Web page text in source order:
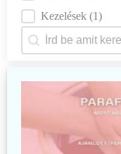
Kezelések (1)
Keresés
Search content